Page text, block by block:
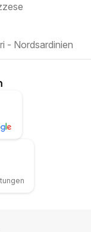
- Nordsardinien